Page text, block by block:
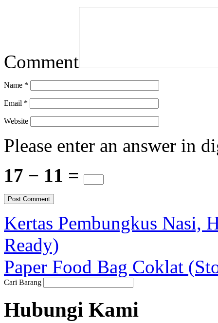
Comment
Name *
Email *
Website
Please enter an answer in
17 − 11 =
Kertas Pembungkus Nasi,
Ready)
Paper Food Bag Coklat
Cari Barang
Hubungi Kami